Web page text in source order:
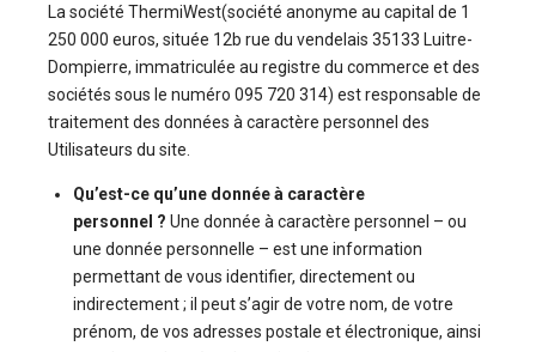
La société ThermiWest(société anonyme au capital de 1
250 000 euros, située 12b rue du vendelais 35133 Luitre-
Dompierre, immatriculée au registre du commerce et des
sociétés sous le numéro 095 720 314) est responsable de
traitement des données à caractère personnel des
Utilisateurs du site.
Qu’est-ce qu’une donnée à caractère
personnel ? Une donnée à caractère personnel – ou
une donnée personnelle – est une information
permettant de vous identifier, directement ou
indirectement ; il peut s’agir de votre nom, de votre
prénom, de vos adresses postale et électronique, ainsi